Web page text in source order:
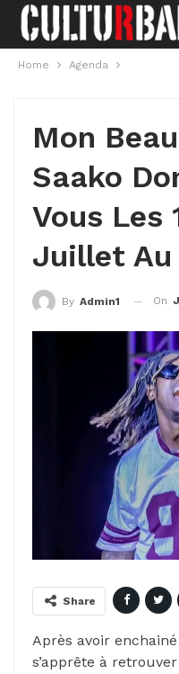
Home Agenda
Mon
Saako
Vous Les
Juillet Au
By Admin1 On
Share
Après avoir
s’apprête à